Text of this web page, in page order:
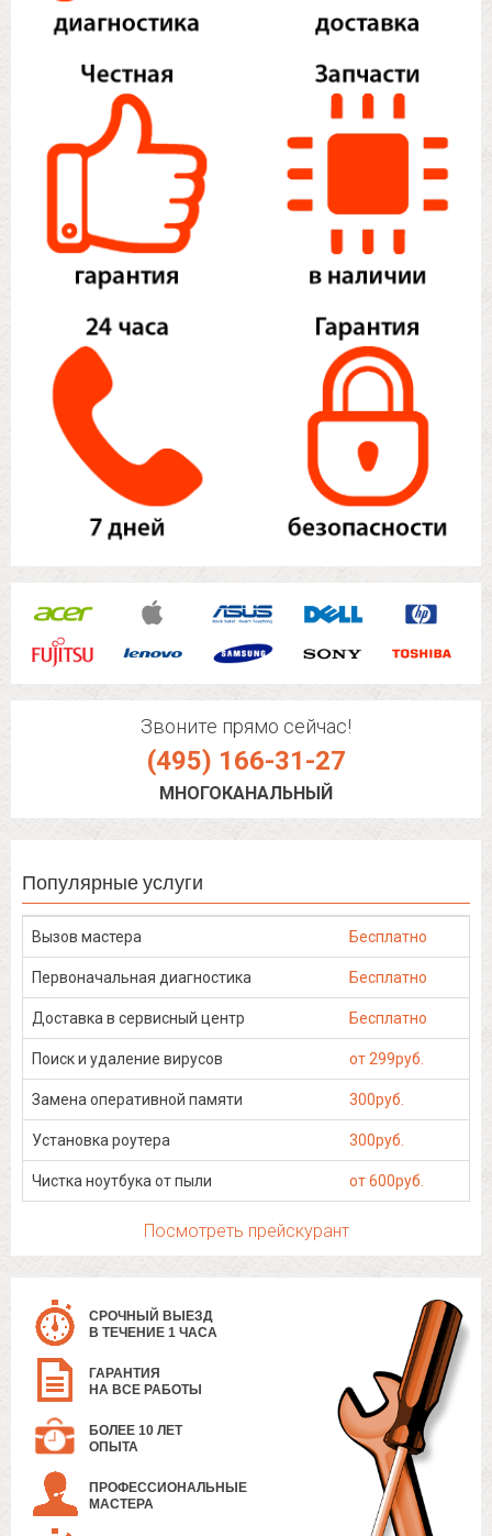
Звоните прямо сейчас!
(495) 166-31-27
МНОГОКАНАЛЬНЫЙ
Популярные услуги
Вызов мастера Бесплатно
Первоначальная диагностика Бесплатно
Доставка в сервисный центр Бесплатно
Поиск и удаление вирусов от 299руб.
Замена оперативной памяти 300руб.
Установка роутера 300руб.
Чистка ноутбука от пыли от 600руб.
Посмотреть прейскурант
СРОЧНЫЙ ВЫЕЗД
В ТЕЧЕНИЕ 1 ЧАСА
ГАРАНТИЯ
НА ВСЕ РАБОТЫ
БОЛЕЕ 10 ЛЕТ
ОПЫТА
ПРОФЕССИОНАЛЬНЫЕ
МАСТЕРА